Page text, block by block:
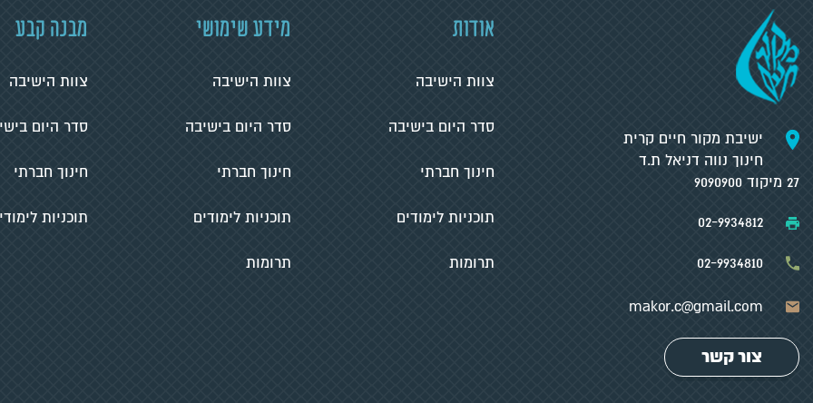
ישיבת מקור חיים קרית
חינוך נווה דניאל ת.ד
27 מיקוד 9090900
02-9934812
02-9934810
makor.c@gmail.com
צור קשר
אודות
צוות הישיבה
סדר היום בישיבה
חינוך חברתי
תוכניות לימודים
תרומות
מידע שימושי
צוות הישיבה
סדר היום בישיבה
חינוך חברתי
תוכניות לימודים
תרומות
מבנה קבע
צוות הישיבה
סדר היום
חינוך חברתי
תוכניות